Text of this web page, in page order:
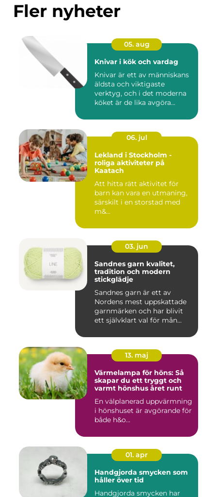
Fler nyheter
05. aug
Knivar i kök och vardag
Knivar är ett av människans
äldsta och viktigaste
verktyg, och i det moderna
köket är de lika avgöra...
06. jul
Lekland i Stockholm -
roliga aktiviteter på
Kaatach
Att hitta rätt aktivitet för
barn kan vara en utmaning,
särskilt i en storstad med
m&...
03. jun
Sandnes garn kvalitet,
tradition och modern
stickglädje
Sandnes garn är ett av
Nordens mest uppskattade
garnmärken och har blivit
ett självklart val för mån...
13. maj
Värmelampa för höns: Så
skapar du ett tryggt och
varmt hönshus året runt
En välplanerad uppvärmning
i hönshuset är avgörande för
både h&o...
01. apr
Handgjorda smycken som
håller över tid
Handgjorda smycken har